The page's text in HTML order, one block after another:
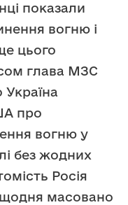
показали
вогню і
цього
глава МЗС
Україна
про
вогню у
без жодних
Росія
масовано